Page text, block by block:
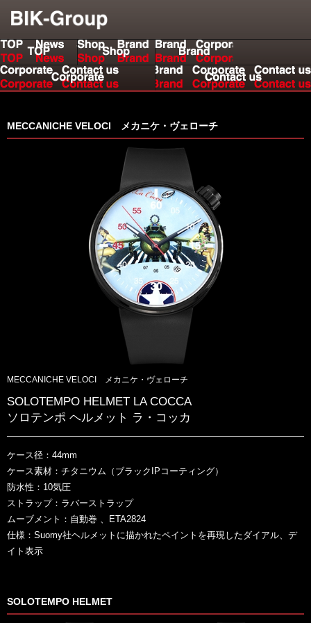
MECCANICHE VELOCI メカニケ・ヴェローチ
MECCANICHE VELOCI メカニケ・ヴェローチ
SOLOTEMPO HELMET LA COCCA
ソロテンポ ヘルメット ラ・コッカ
ケース径：44mm
ケース素材：チタニウム（ブラックIPコーティング）
防水性：10気圧
ストラップ：ラバーストラップ
ムーブメント：自動巻 、ETA2824
仕様：Suomy社ヘルメットに描かれたペイントを再現したダイアル、デ
イト表示
SOLOTEMPO HELMET